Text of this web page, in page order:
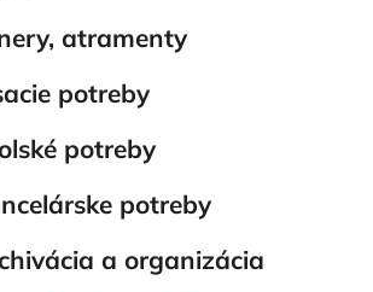
atramenty
potreby
potreby
potreby
a organizácia